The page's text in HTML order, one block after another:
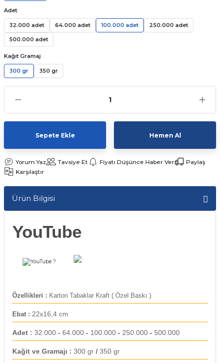
Ticaret Kutuları
Kutuları
Kutusu
Adet
32.000 adet 64.000 adet 100.000 adet 250.000 adet
500.000 adet
Kağıt Gramaj
300 gr 350 gr
Sepete Ekle Hemen Al
Yorum Yaz Tavsiye Et Fiyatı Düşünce Haber Ver
Paylaş
Karşılaştır
Ürün Bilgisi
YouTube
?
Özellikleri : Karton Tabaklar Kraft ( Özel Baskı )
Ebat : 22x16,4 cm
Adet : 32.000 - 64.000 - 100.000 - 250.000 - 500.000
Kağit ve Gramajı : 300 gr / 350 gr